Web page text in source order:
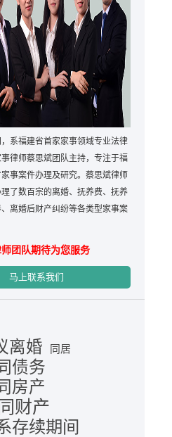
系福建省首家家事领域专业法律
律师蔡思斌团队主持，专注于福
事案件办理及研究。蔡思斌律师
了数百宗的离婚、抚养费、抚养
离婚后财产纠纷等各类型家事案
团队期待为您服务
马上联系我们
离婚 同居
债务
房产
财产
存续期间